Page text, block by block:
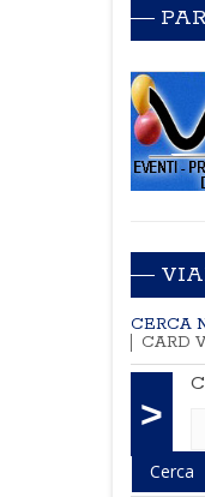
CERCA
CARD
>